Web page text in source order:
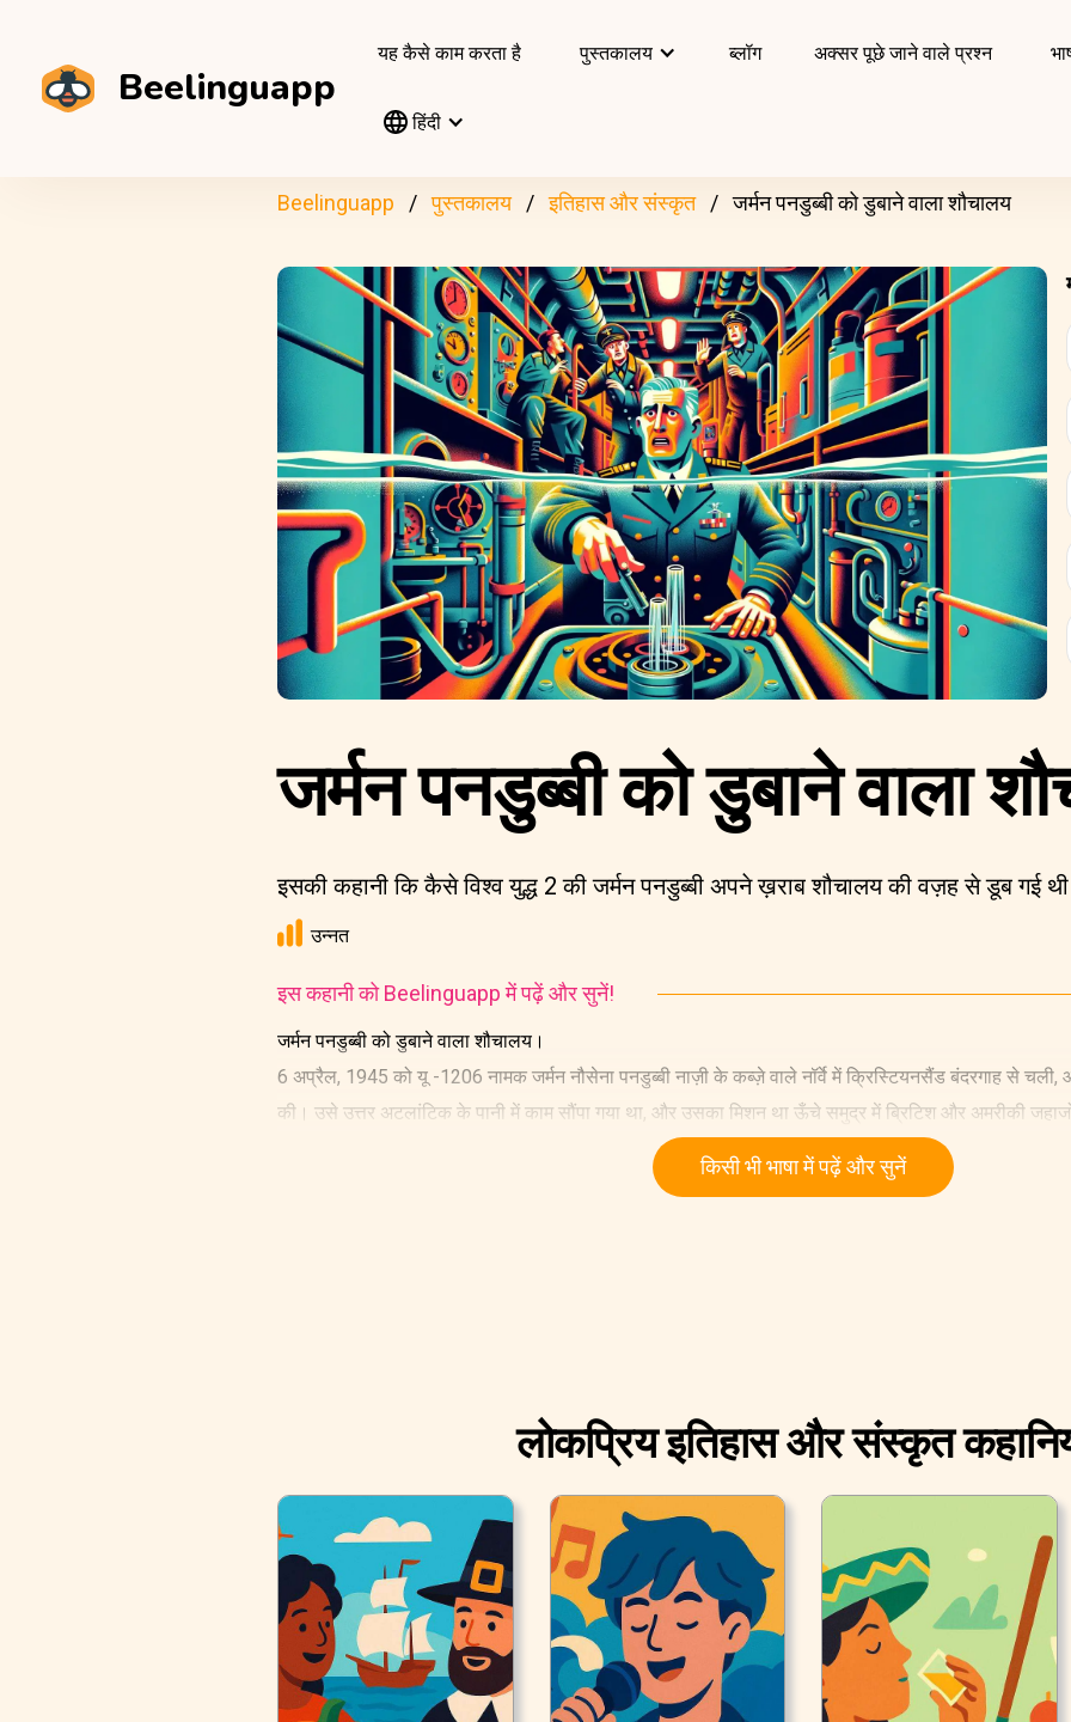
Beelinguapp
यह कैसे काम करता है पुस्तकालय ब्लॉग अक्सर पूछे जाने वाले प्रश्न
हिंदी
Beelinguapp पुस्तकालय इतिहास और संस्कृत जर्मन पनडुब्बी को डुबाने वाला शौचालय
जर्मन पनडुब्बी को डुबाने वाला
इसकी कहानी कि कैसे विश्व युद्ध 2 की जर्मन पनडुब्बी अपने ख़राब शौचालय की वज़ह से डूब गई थी
उन्नत
इस कहानी को Beelinguapp में पढ़ें और सुनें!
जर्मन पनडुब्बी को डुबाने वाला शौचालय।
6 अप्रैल, 1945 को यू -1206 नामक जर्मन नौसेना पनडुब्बी नाज़ी के कब्ज़े वाले नॉर्वे में क्रिस्टियनसैंड बंदरगाह से
की। उसे उत्तर अटलांटिक के पानी में काम सौंपा गया था, और उसका मिशन था ऊँचे समुद्र में ब्रिटिश और अमरीकी
यू-1206 जैसी 50 लोगों के कर्मी दल से भरी पनडुब्बी में ज़िंदगी न केवल बहुत ख़तरनाक थी, बल्कि काफी अप्रिय भी थी:
हाल था। सिर्फ़ दो शौचालय थे, और क्योंकि एक शौचालय गैली के बिलकुल बगल में था, इसलिए उस जगह में ज़्यादातर
किसी भी भाषा में पढ़ें और सुनें
लोकप्रिय इतिहास और संस्कृत